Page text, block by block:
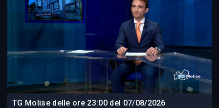
TG Molise delle ore 23:00 del 07/08/2026